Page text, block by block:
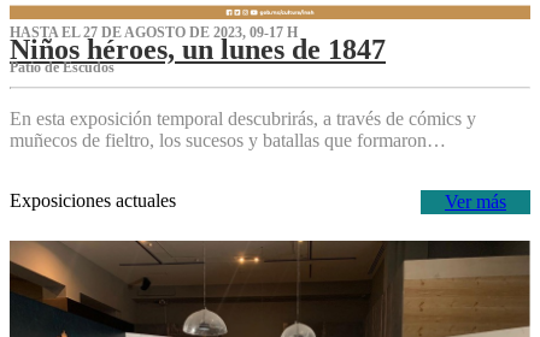
HASTA EL 27 DE AGOSTO DE 2023, 09-17 H
Niños héroes, un lunes de 1847
Patio de Escudos
En esta exposición temporal descubrirás, a través de cómics y
muñecos de fieltro, los sucesos y batallas que formaron…
Ver más
Exposiciones actuales